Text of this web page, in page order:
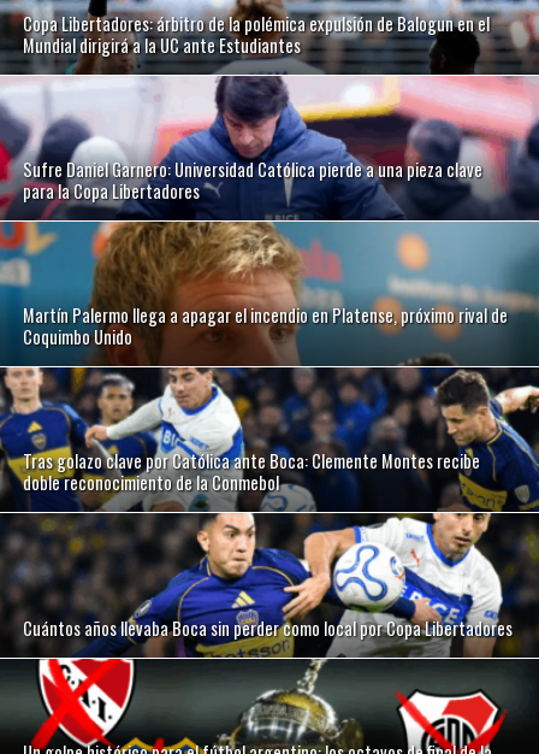
Copa Libertadores: árbitro de la polémica expulsión de Balogun en el
Mundial dirigirá a la UC ante Estudiantes
Sufre Daniel Garnero: Universidad Católica pierde a una pieza clave
para la Copa Libertadores
Martín Palermo llega a apagar el incendio en Platense, próximo rival de
Coquimbo Unido
Tras golazo clave por Católica ante Boca: Clemente Montes recibe
doble reconocimiento de la Conmebol
Cuántos años llevaba Boca sin perder como local por Copa Libertadores